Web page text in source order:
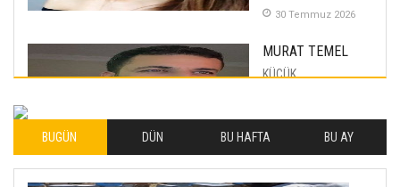
30 Temmuz 2026
MURAT TEMEL
KÜÇÜK
İLHAN YILMAZ
SOFRADA AYRIMCILIK
VAR
BUGÜN DÜN BU HAFTA BU AY